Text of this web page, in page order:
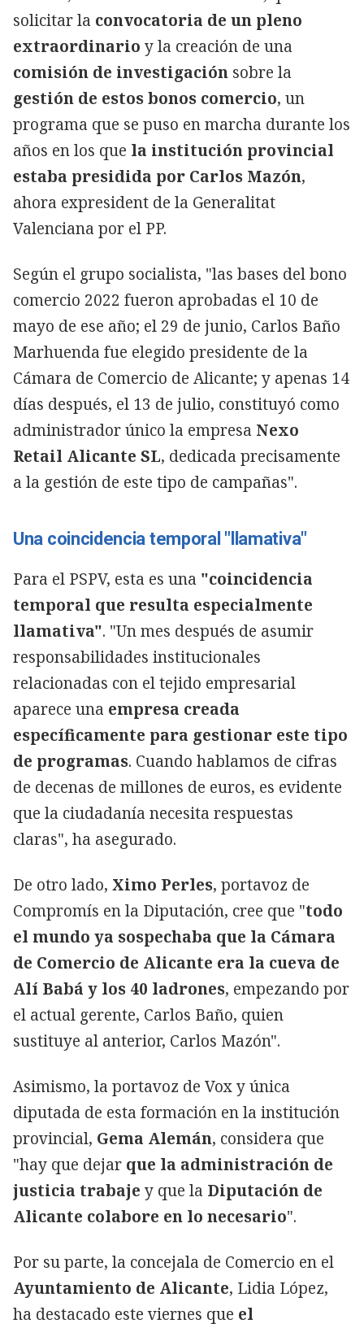
solicitar la convocatoria de un pleno
extraordinario y la creación de una
comisión de investigación sobre la
gestión de estos bonos comercio, un
programa que se puso en marcha durante los
años en los que la institución provincial
estaba presidida por Carlos Mazón,
ahora expresident de la Generalitat
Valenciana por el PP.
Según el grupo socialista, "las bases del bono
comercio 2022 fueron aprobadas el 10 de
mayo de ese año; el 29 de junio, Carlos Baño
Marhuenda fue elegido presidente de la
Cámara de Comercio de Alicante; y apenas 14
días después, el 13 de julio, constituyó como
administrador único la empresa Nexo
Retail Alicante SL, dedicada precisamente
a la gestión de este tipo de campañas".
Una coincidencia temporal "llamativa"
Para el PSPV, esta es una "coincidencia
temporal que resulta especialmente
llamativa". "Un mes después de asumir
responsabilidades institucionales
relacionadas con el tejido empresarial
aparece una empresa creada
específicamente para gestionar este tipo
de programas. Cuando hablamos de cifras
de decenas de millones de euros, es evidente
que la ciudadanía necesita respuestas
claras", ha asegurado.
De otro lado, Ximo Perles, portavoz de
Compromís en la Diputación, cree que "todo
el mundo ya sospechaba que la Cámara
de Comercio de Alicante era la cueva de
Alí Babá y los 40 ladrones, empezando por
el actual gerente, Carlos Baño, quien
sustituye al anterior, Carlos Mazón".
Asimismo, la portavoz de Vox y única
diputada de esta formación en la institución
provincial, Gema Alemán, considera que
"hay que dejar que la administración de
justicia trabaje y que la Diputación de
Alicante colabore en lo necesario".
Por su parte, la concejala de Comercio en el
Ayuntamiento de Alicante, Lidia López,
ha destacado este viernes que el